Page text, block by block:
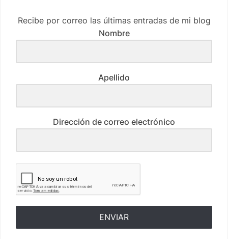
Recibe por correo las últimas entradas de mi blog
Nombre
Apellido
Dirección de correo electrónico
ENVIAR